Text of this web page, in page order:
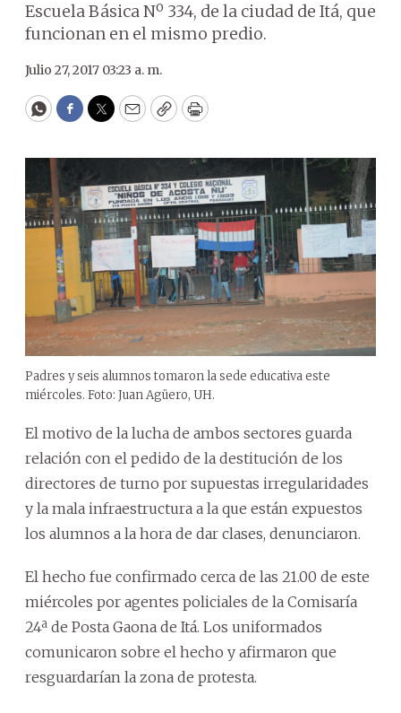
Escuela Básica Nº 334, de la ciudad de Itá, que
funcionan en el mismo predio.
Julio 27, 2017 03:23 a. m.
WhatsApp
Facebook
Twitter
EmailCopyPrint
Padres y seis alumnos tomaron la sede educativa este
miércoles. Foto: Juan Agüero, UH.
El motivo de la lucha de ambos sectores guarda
relación con el pedido de la destitución de los
directores de turno por supuestas irregularidades
y la mala infraestructura a la que están expuestos
los alumnos a la hora de dar clases, denunciaron.
El hecho fue confirmado cerca de las 21.00 de este
miércoles por agentes policiales de la Comisaría
24ª de Posta Gaona de Itá. Los uniformados
comunicaron sobre el hecho y afirmaron que
resguardarían la zona de protesta.